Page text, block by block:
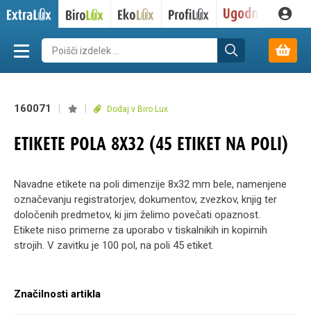
160071 Dodaj v Biro Lux
ETIKETE POLA 8X32 (45 ETIKET NA POLI)
Navadne etikete na poli dimenzije 8x32 mm bele, namenjene
označevanju registratorjev, dokumentov, zvezkov, knjig ter
določenih predmetov, ki jim želimo povečati opaznost.
Etikete niso primerne za uporabo v tiskalnikih in kopirnih
strojih. V zavitku je 100 pol, na poli 45 etiket.
Značilnosti artikla